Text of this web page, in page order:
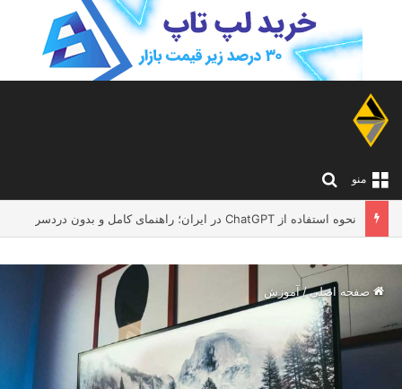
منو
لپ تاپ مناسب معلم ها و اساتید دانشگاه؛ چه مدلی بخریم که تدریس و کار آنلاین را بدون دردسر انجام دهد؟
صفحه اصلی/آموزش